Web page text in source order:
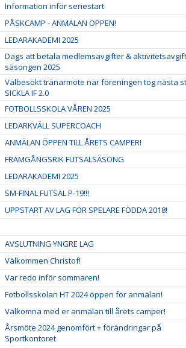
Information inför seriestart
PÅSKCAMP - ANMÄLAN ÖPPEN!
LEDARAKADEMI 2025
Dags att betala medlemsavgifter &
säsongen 2025
Välbesökt tränarmöte när föreningen tog nästa
SICKLA IF 2.0
FOTBOLLSSKOLA VÅREN 2025
LEDARKVÄLL SUPERCOACH
ANMÄLAN ÖPPEN TILL ÅRETS CAMPER!
FRAMGÅNGSRIK FUTSALSÄSONG
LEDARAKADEMI 2025
SM-FINAL FUTSAL P-19!!!
UPPSTART AV LAG FÖR SPELARE FÖDDA 2018!
AVSLUTNING YNGRE LAG
Välkommen Christof!
Var redo inför sommaren!
Fotbollsskolan HT 2024 öppen för anmälan!
Välkomna med er anmälan till årets camper!
Årsmöte 2024 genomfört + förändringar på
Sportkontoret